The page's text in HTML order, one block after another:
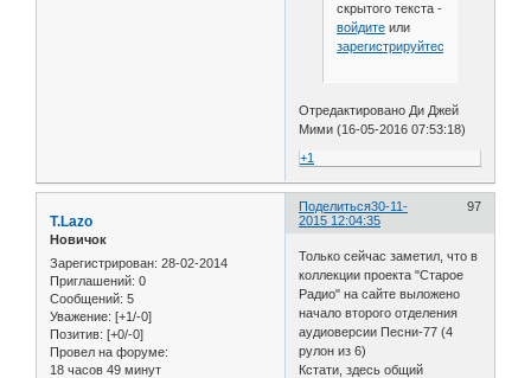
скрытого текста -
войдитеили
зарегистрируйтесь
Отредактировано Ди Джей
Мими (16-05-2016 07:53:18)
+1
Поделиться 97
30-11-
2015 12:04:35
T.Lazo
Новичок
Зарегистрирован: 28-02-2014
Приглашений: 0
Сообщений: 5
Уважение: [+1/-0]
Позитив: [+0/-0]
Провел на форуме:
18 часов 49 минут
Только сейчас заметил, что в
коллекции проекта "Старое
Радио" на сайте выложено
начало второго отделения
аудиоверсии Песни-77 (4
рулон из 6)
Кстати, здесь общий